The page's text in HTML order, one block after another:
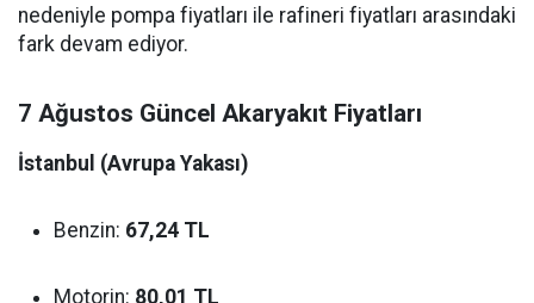
nedeniyle pompa fiyatları ile rafineri fiyatları arasındaki
fark devam ediyor.
7 Ağustos Güncel Akaryakıt Fiyatları
İstanbul (Avrupa Yakası)
Benzin: 67,24 TL
Motorin: 80,01 TL